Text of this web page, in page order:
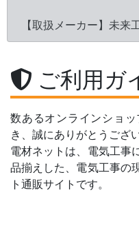
【取扱メーカー】未来
ご利用ガ
数あるオンラインショ
き、誠にありがとうござ
電材ネットは、電気工事
品揃えした、電気工事の
ト通販サイトです。